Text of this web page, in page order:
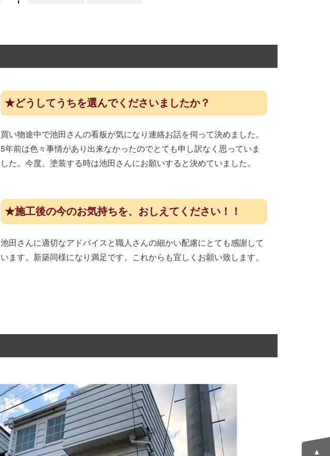
★どうしてうちを選んでくださいましたか？
買い物途中で池田さんの看板が気になり連絡お話を伺って決めました。
5年前は色々事情があり出来なかったのでとても申し訳なく思っていま
した。今度、塗装する時は池田さんにお願いすると決めていました。
★施工後の今のお気持ちを、おしえてください！！
池田さんに適切なアドバイスと職人さんの細かい配慮にとても感謝して
います。新築同様になり満足です。これからも宜しくお願い致します。